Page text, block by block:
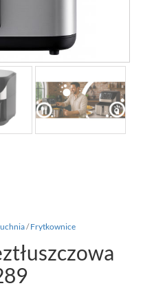
/Frytkownice